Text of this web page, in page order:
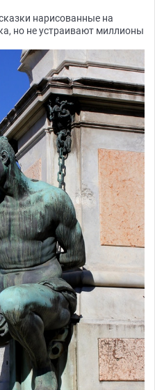
нарисованные на
но не устраивают миллионы